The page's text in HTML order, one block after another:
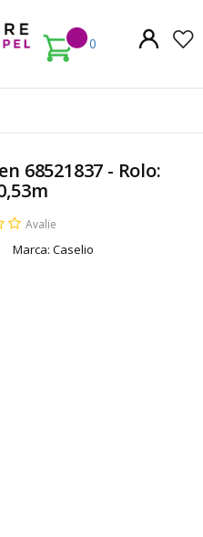
0
68521837 - Rolo:
Avalie
Marca: Caselio